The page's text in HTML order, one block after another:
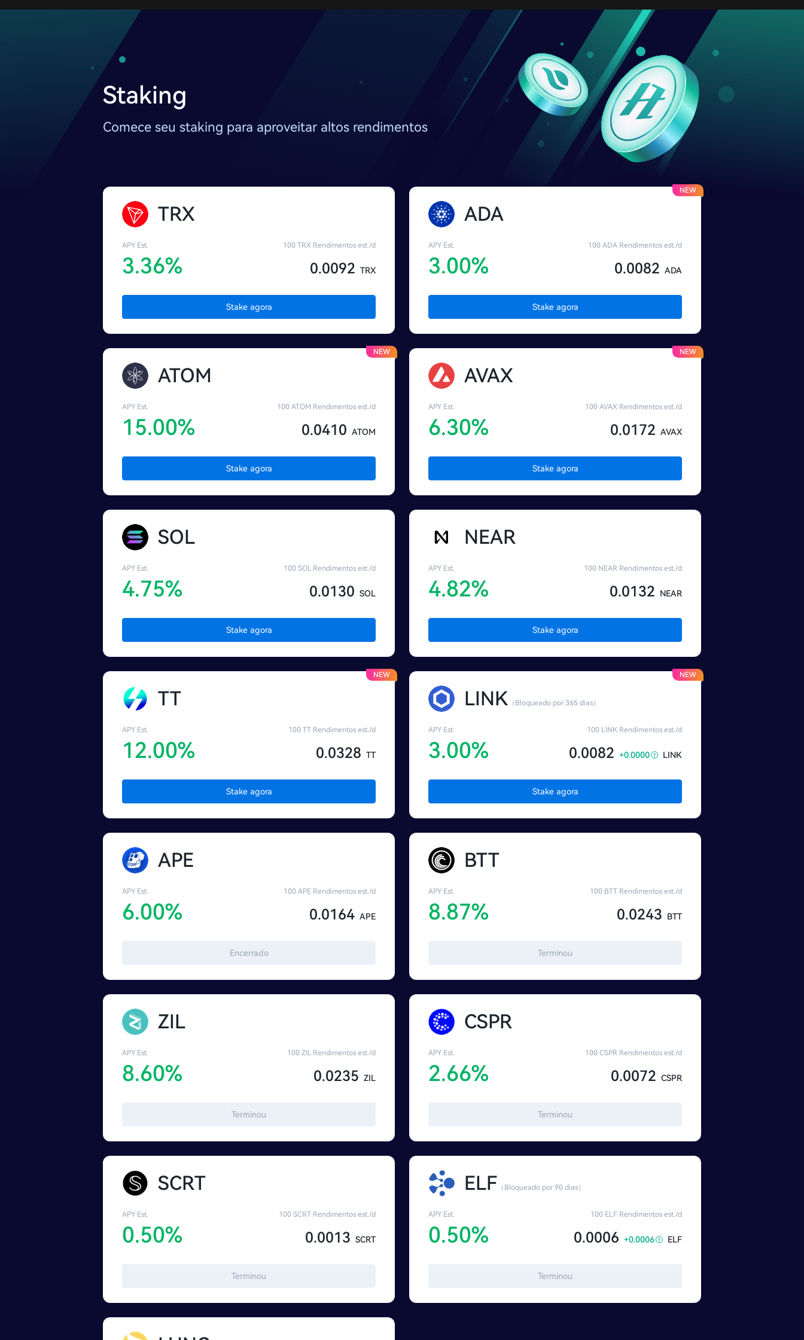
Staking
Comece seu staking para aproveitar altos rendimentos
TRX
APY Est. 100 TRX Rendimentos est./d
3.36% 0.0092 TRX
Stake agora
NEW
ADA
APY Est. 100 ADA Rendimentos est./d
3.00% 0.0082 ADA
Stake agora
NEW
ATOM
APY Est. 100 ATOM Rendimentos est./d
15.00% 0.0410 ATOM
Stake agora
NEW
AVAX
APY Est. 100 AVAX Rendimentos est./d
6.30% 0.0172 AVAX
Stake agora
SOL
APY Est. 100 SOL Rendimentos est./d
4.75% 0.0130 SOL
Stake agora
NEAR
APY Est. 100 NEAR Rendimentos est./d
4.82% 0.0132 NEAR
Stake agora
NEW
TT
APY Est. 100 TT Rendimentos est./d
12.00% 0.0328 TT
Stake agora
NEW
LINK （Bloqueado por 365 dias）
APY Est. 100 LINK Rendimentos est./d
3.00% 0.0082 +0.0000 LINK
Stake agora
APE
APY Est. 100 APE Rendimentos est./d
6.00% 0.0164 APE
Encerrado
BTT
APY Est. 100 BTT Rendimentos est./d
8.87% 0.0243 BTT
Terminou
ZIL
APY Est. 100 ZIL Rendimentos est./d
8.60% 0.0235 ZIL
Terminou
CSPR
APY Est. 100 CSPR Rendimentos est./d
2.66% 0.0072 CSPR
Terminou
SCRT
APY Est. 100 SCRT Rendimentos est./d
0.50% 0.0013 SCRT
Terminou
ELF （Bloqueado por 90 dias）
APY Est. 100 ELF Rendimentos est./d
0.50% 0.0006 +0.0006 ELF
Terminou